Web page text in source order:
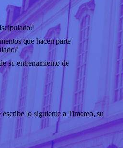
que hacen parte
su entrenamiento de
lo siguiente a Timoteo, su